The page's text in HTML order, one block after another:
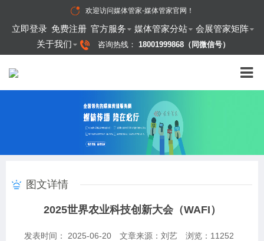
欢迎访问媒体管家-媒体管家官网 ！
立即登录 免费注册 官方服务 媒体管家分站
会展管家矩阵
关于我们
咨询热线： 18001999868（同微信号）
图文详情
2025世界农业科技创新大会（WAFI）
发表时间： 2025-06-20 文章来源：刘艺 浏览： 11252